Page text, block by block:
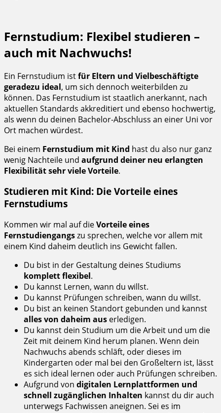
Fernstudium: Flexibel studieren –
auch mit Nachwuchs!
Ein Fernstudium istfür Eltern und Vielbeschäftigte
geradezu ideal, um sich dennoch weiterbilden zu
können. Das Fernstudium ist staatlich anerkannt, nach
aktuellen Standards akkreditiert und ebenso hochwertig,
als wenn du deinen Bachelor-Abschluss an einer Uni vor
Ort machen würdest.
Bei einem Fernstudium mit Kind hast du also nur ganz
wenig Nachteile und aufgrund deiner neu erlangten
Flexibilität sehr viele Vorteile.
Studieren mit Kind: Die Vorteile eines
Fernstudiums
Kommen wir mal auf dieVorteile eines
Fernstudiengangszu sprechen, welche vor allem mit
einem Kind daheim deutlich ins Gewicht fallen.
Du bist in der Gestaltung deines Studiums
komplett flexibel.
Du kannst Lernen, wann du willst.
Du kannst Prüfungen schreiben, wann du willst.
Du bist an keinen Standort gebunden und kannst
alles von daheim aus erledigen.
Du kannst dein Studium um die Arbeit und um die
Zeit mit deinem Kind herum planen. Wenn dein
Nachwuchs abends schläft, oder dieses im
Kindergarten oder mal bei den Großeltern ist, lässt
es sich ideal lernen oder auch Prüfungen schreiben.
Aufgrund von digitalen Lernplattformen und
schnell zugänglichen Inhalten kannst du dir auch
unterwegs Fachwissen aneignen. Sei es im